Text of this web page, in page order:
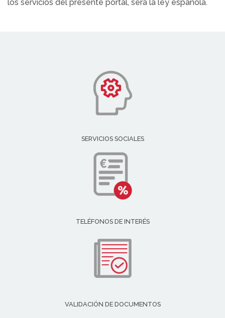
los servicios del presente portal, será la ley española.
SERVICIOS SOCIALES
TELÉFONOS DE INTERÉS
VALIDACIÓN DE DOCUMENTOS